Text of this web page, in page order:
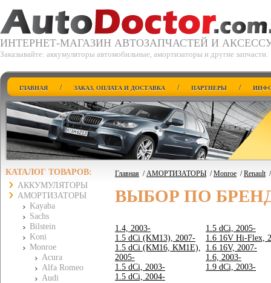
ИНТЕРНЕТ-МАГАЗИН АВТОЗАПЧАСТЕЙ И
Заказывайте: аккумуляторы автомобильные, амортизаторы и другие запчасти.
ГЛАВНАЯ / ЗАКАЗ, ОПЛАТА И ДОСТАВКА / ПАРТНЕРЫ /
КАТАЛОГ ТОВАРОВ:
АККУМУЛЯТОРЫ
АМОРТИЗАТОРЫ
Kayaba
Sachs
Bilstein
Koni
Monroe
Acura
Alfa Romeo
Audi
Главная /АМОРТИЗАТОРЫ /Monroe /Renault
ВЫБОР ПО
1.4, 2003-
1.5 dCi (KM13), 2007-
1.5 dCi (KM16, KM1E),
2005-
1.5 dCi, 2003-
1.5 dCi, 2004-
1.5 dCi, 2005-
1.6 16V Hi-Flex,
1.6 16V, 2007-
1.6, 2003-
1.9 dCi, 2003-